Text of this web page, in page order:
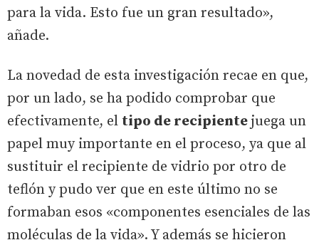
para la vida. Esto fue un gran resultado»,
añade.
La novedad de esta investigación recae en que,
por un lado, se ha podido comprobar que
efectivamente, el tipo de recipientejuega un
papel muy importante en el proceso, ya que al
sustituir el recipiente de vidrio por otro de
teflón y pudo ver que en este último no se
formaban esos «componentes esenciales de las
moléculas de la vida». Y además se hicieron